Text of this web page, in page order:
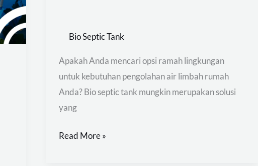
Bio Septic Tank
Apakah Anda mencari opsi ramah lingkungan
untuk kebutuhan pengolahan air limbah rumah
Anda? Bio septic tank mungkin merupakan solusi
yang
Manfaat
Read More »